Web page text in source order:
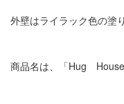
外壁はライラック色の塗
商品名は、「Hug